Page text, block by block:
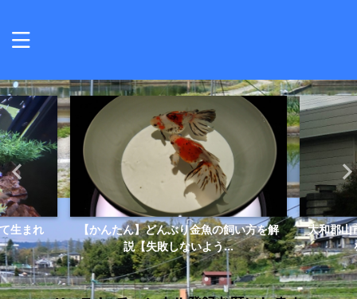
生まれ
【かんたん】どんぶり金魚の飼い方を解
説【失敗しないよう...
大和郡山